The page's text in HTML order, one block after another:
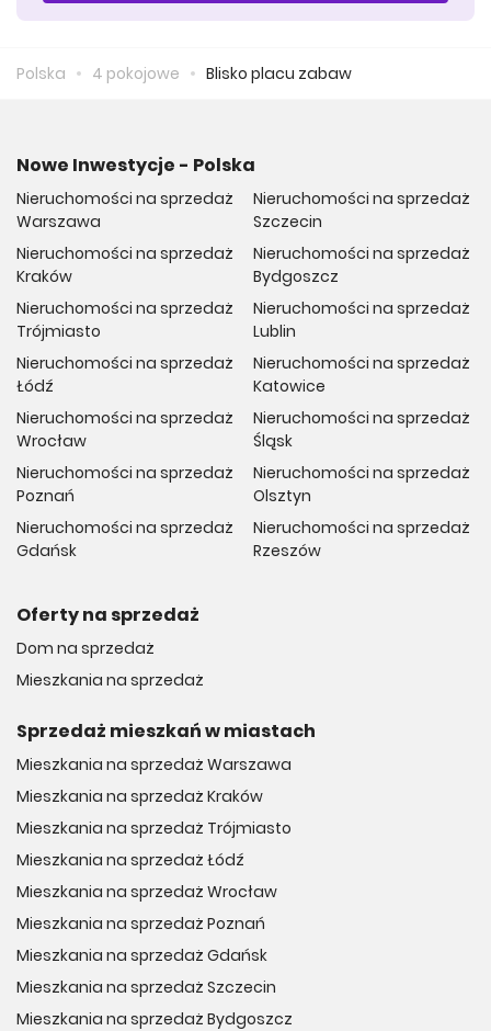
Polska 4 pokojowe Blisko placu zabaw
Nowe Inwestycje - Polska
Nieruchomości na sprzedaż
Warszawa
Nieruchomości na sprzedaż
Kraków
Nieruchomości na sprzedaż
Trójmiasto
Nieruchomości na sprzedaż
Łódź
Nieruchomości na sprzedaż
Wrocław
Nieruchomości na sprzedaż
Poznań
Nieruchomości na sprzedaż
Gdańsk
Nieruchomości na sprzedaż
Szczecin
Nieruchomości na sprzedaż
Bydgoszcz
Nieruchomości na sprzedaż
Lublin
Nieruchomości na sprzedaż
Katowice
Nieruchomości na sprzedaż
Śląsk
Nieruchomości na sprzedaż
Olsztyn
Nieruchomości na sprzedaż
Rzeszów
Oferty na sprzedaż
Dom na sprzedaż
Mieszkania na sprzedaż
Sprzedaż mieszkań w miastach
Mieszkania na sprzedaż Warszawa
Mieszkania na sprzedaż Kraków
Mieszkania na sprzedaż Trójmiasto
Mieszkania na sprzedaż Łódź
Mieszkania na sprzedaż Wrocław
Mieszkania na sprzedaż Poznań
Mieszkania na sprzedaż Gdańsk
Mieszkania na sprzedaż Szczecin
Mieszkania na sprzedaż Bydgoszcz